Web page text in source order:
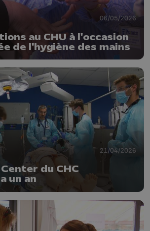
06/05/2026
au CHU à l'occasion
de l'hygiène des mains
21/04/2026
du CHC
un an